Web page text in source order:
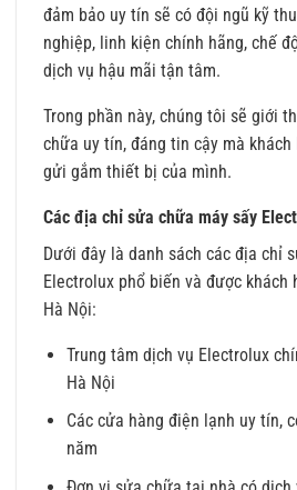
đảm bảo uy tín sẽ có đội ngũ kỹ
nghiệp, linh kiện chính hãng, chế
dịch vụ hậu mãi tận tâm.
Trong phần này, chúng tôi sẽ giới
chữa uy tín, đáng tin cậy mà
gửi gắm thiết bị của mình.
Các địa chỉ sửa chữa máy sấy
Dưới đây là danh sách các địa chỉ
Electrolux phổ biến và được khách
Hà Nội:
Trung tâm dịch vụ Electrolux
Hà Nội
Các cửa hàng điện lạnh uy tín,
năm